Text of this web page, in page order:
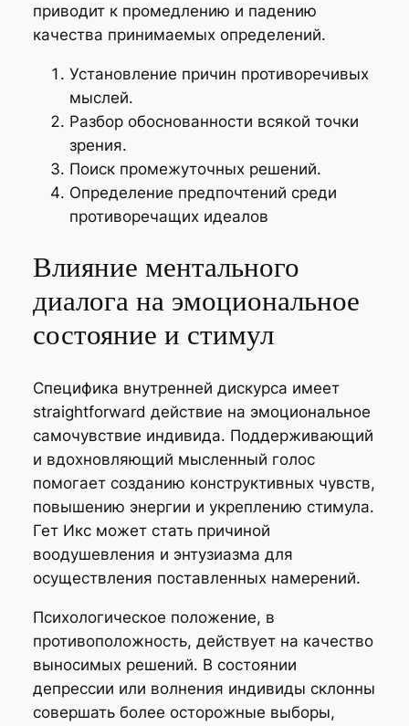
приводит к промедлению и падению
качества принимаемых определений.
Установление причин противоречивых
мыслей.
Разбор обоснованности всякой точки
зрения.
Поиск промежуточных решений.
Определение предпочтений среди
противоречащих идеалов
Влияние ментального
диалога на эмоциональное
состояние и стимул
Специфика внутренней дискурса имеет
straightforward действие на эмоциональное
самочувствие индивида. Поддерживающий
и вдохновляющий мысленный голос
помогает созданию конструктивных чувств,
повышению энергии и укреплению стимула.
Гет Икс может стать причиной
воодушевления и энтузиазма для
осуществления поставленных намерений.
Психологическое положение, в
противоположность, действует на качество
выносимых решений. В состоянии
депрессии или волнения индивиды склонны
совершать более осторожные выборы,